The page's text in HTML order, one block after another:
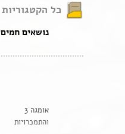
כל הקטגוריות
נושאים חמים
אומגה 3
והתמכרויות